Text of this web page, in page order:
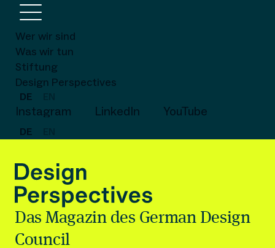
Wer wir sind
Was wir tun
Stiftung
Design Perspectives
DE
Instagram LinkedIn YouTube
DE
Das Magazin des German Design
Council